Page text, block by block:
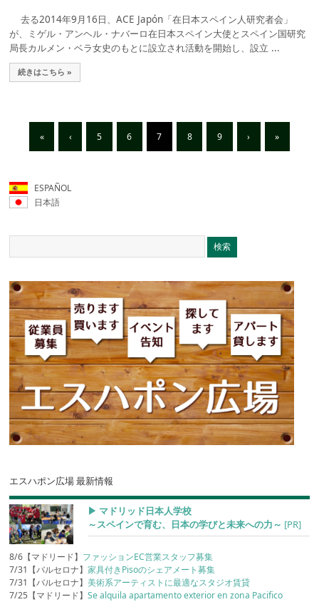
去る2014年9月16日、ACE Japón「在日本スペイン人研究者会」
が、ミゲル・アンヘル・ナバーロ在日本スペイン大使とスペイン国研究
局長カルメン・ベラ女史のもとに設立され活動を開始し、設立 ...
続きはこちら »
« ‹ 5 6 7 8 9 › »
ESPAÑOL
日本語
エスハポン広場 最新情報
▶︎ マドリッド日本人学校
～スペインで育む、日本の学びと未来への力～ [PR]
8/6【マドリード】 ファッションEC営業スタッフ募集
7/31【バルセロナ】家具付きPisoのシェアメート募集
7/31【バルセロナ】美術系アーティストに最適なスタジオ賃貸
7/25【マドリード】Se alquila apartamento exterior en zona Pacifico